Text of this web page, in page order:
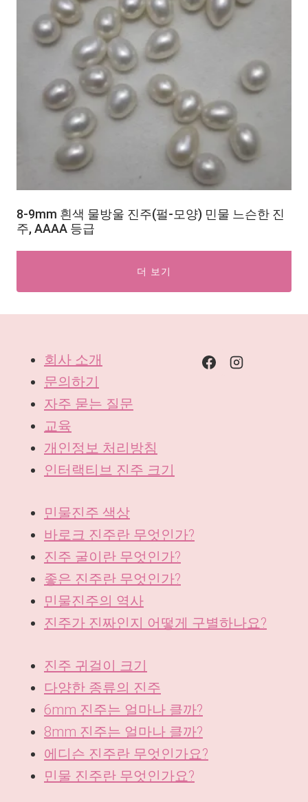
8-9mm 흰색 물방울 진주(펄-모양) 민물 느슨한 진
주, AAAA 등급
더 보기
회사 소개
문의하기
자주 묻는 질문
교육
개인정보 처리방침
인터랙티브 진주 크기
민물진주 색상
바로크 진주란 무엇인가?
진주 굴이란 무엇인가?
좋은 진주란 무엇인가?
민물진주의 역사
진주가 진짜인지 어떻게 구별하나요?
진주 귀걸이 크기
다양한 종류의 진주
6mm 진주는 얼마나 클까?
8mm 진주는 얼마나 클까?
에디슨 진주란 무엇인가요?
민물 진주란 무엇인가요?
DE